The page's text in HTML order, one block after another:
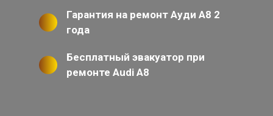
Гарантия на ремонт Ауди А8 2
года
Бесплатный эвакуатор при
ремонте Audi A8